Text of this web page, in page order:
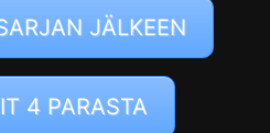
JÄLKEEN
4 PARASTA